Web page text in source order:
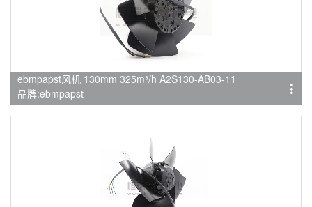
ebmpapst风机 130mm 325m³/h A2S130-AB03-11
品牌:ebmpapst